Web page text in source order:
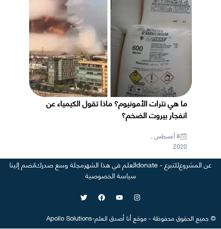
ما هي نترات الأمونيوم؟ ماذا تقول الكيمياء عن
انفجار بيروت الضخم؟
8 أغسطس ،
2020
عن المشروعللتبرع - donate العلم في هذا الشهرمجلة وسع صدركانضم إلينا
سياسة الخصوصية
©جميع الحقوق محفوظة-موقعأنا أصدق العلم-
Apollo Solutions